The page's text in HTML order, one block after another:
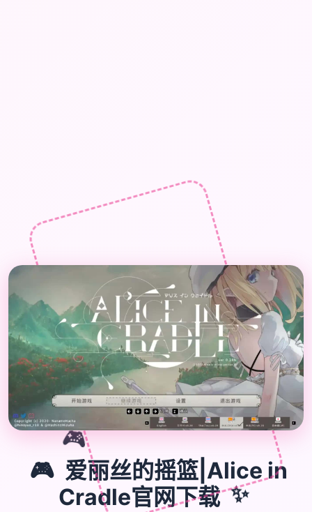
🎮
🎮 爱丽丝的摇篮|Alice in
Cradle官网下载 ✨